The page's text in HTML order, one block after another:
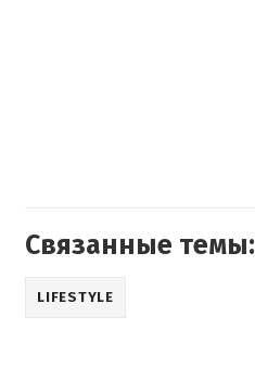
Связанные темы:
LIFESTYLE